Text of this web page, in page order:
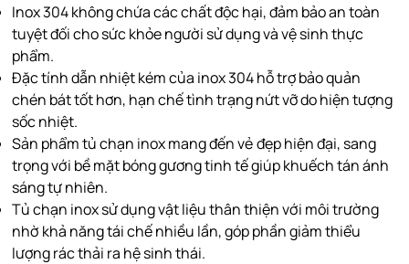
Inox 304 không chứa các chất độc hại, đảm bảo an toàn
tuyệt đối cho sức khỏe người sử dụng và vệ sinh thực
phẩm.
Đặc tính dẫn nhiệt kém của inox 304 hỗ trợ bảo quản
chén bát tốt hơn, hạn chế tình trạng nứt vỡ do hiện tượng
sốc nhiệt.
Sản phẩm tủ chạn inox mang đến vẻ đẹp hiện đại, sang
trọng với bề mặt bóng gương tinh tế giúp khuếch tán ánh
sáng tự nhiên.
Tủ chạn inox sử dụng vật liệu thân thiện với môi trường
nhờ khả năng tái chế nhiều lần, góp phần giảm thiểu
lượng rác thải ra hệ sinh thái.